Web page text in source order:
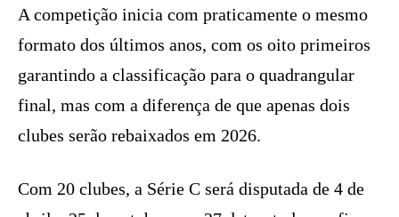
A competição inicia com praticamente o mesmo
formato dos últimos anos, com os oito primeiros
garantindo a classificação para o quadrangular
final, mas com a diferença de que apenas dois
clubes serão rebaixados em 2026.
Com 20 clubes, a Série C será disputada de 4 de